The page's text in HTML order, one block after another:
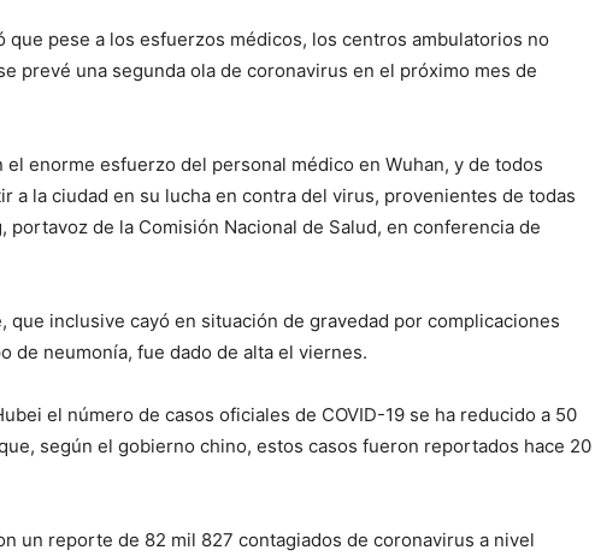
que pese a los esfuerzos médicos, los centros ambulatorios no
prevé una segunda ola de coronavirus en el próximo mes de
el enorme esfuerzo del personal médico en Wuhan, y de todos
a la ciudad en su lucha en contra del virus, provenientes de todas
portavoz de la Comisión Nacional de Salud, en conferencia de
que inclusive cayó en situación de gravedad por complicaciones
de neumonía, fue dado de alta el viernes.
el número de casos oficiales de COVID-19 se ha reducido a 50
según el gobierno chino, estos casos fueron reportados hace 20
un reporte de 82 mil 827 contagiados de coronavirus a nivel